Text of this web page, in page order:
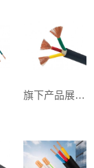
旗下产品展示三